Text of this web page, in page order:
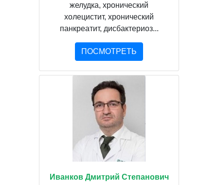
желудка, хронический
холецистит, хронический
панкреатит, дисбактериоз...
ПОСМОТРЕТЬ
Иванков Дмитрий Степанович